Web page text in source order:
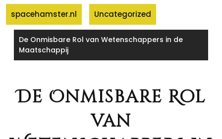
spacehamster.nl Uncategorized
De Onmisbare Rol van Wetenschappers in de
Maatschappij
De Onmisbare Rol
van